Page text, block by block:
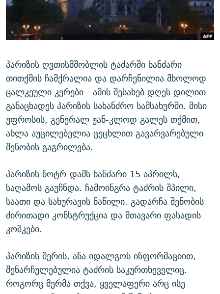
ᲛᲝᲚᲐᲞᲐᲠᲐᲙᲔ ᲢᲔᲥᲡᲢᲔᲑᲘ
ᲨᲘᲜ - ᲣᲪᲮᲝᲔᲗᲨᲘ
ᲐᲛᲔᲠᲘᲙᲣᲚᲘ ᲛᲝᲗᲮᲠᲝᲑᲐ
ᲘᲛᲞᲔᲠᲘᲐ ᲓᲐ ᲠᲐᲓᲘᲝ
ᲩᲔᲛᲘ ᲡᲘᲙᲕᲓᲘᲚᲘᲡ ᲛᲘᲖᲔᲖᲘᲐ COVID-19
11 ᲬᲔᲚᲘ - 11 ᲐᲛᲑᲐᲕᲘ
ᲑᲐᲕᲨᲕᲔᲑᲘ ᲞᲠᲝᲡᲢᲘᲢᲣᲪᲘᲐᲨᲘ - ᲐᲛᲝᲣᲗᲥᲛᲔᲚᲘ ᲐᲛᲑᲐᲕᲘ
5 ᲐᲛᲑᲐᲕᲘ - 20 ᲘᲕᲜᲘᲡᲡ ᲓᲐᲨᲐᲕᲔᲑᲣᲚᲔᲑᲘ
ᲐᲒᲕᲘᲡᲢᲝᲡ ᲝᲛᲘ
ПРИВЕТ ᲙᲣᲚᲢᲣᲠᲐ
ᲒᲐᲛᲝᲘᲬᲔᲠᲔ
რთე/რთ-ის ყველა საიტი
პარიზის ღვთისმშობლის ტაძარში ხანძარი
თითქმის ჩამქრალია და დარჩენილია მხოლოდ
ცალკეული კერები - ამის შესახებ დღეს დილით
განაცხადეს პარიზის სახანძრო სამსახურში. მისი
უფროსის, გენერალ ჟან-კლოდ გალეს თქმით,
ახლა აუცილებელია ცეცხლით გავარვარებული
შენობის გაგრილება.
პარიზის ნოტრ-დამს ხანძარი 15 აპრილს,
საღამოს გაუჩნდა. ჩამოინგრა ტაძრის შპილი,
საათი და სახურავის ნაწილი. გადარჩა შენობის
ძირითადი კონსტრუქცია და მთავარი ფასადის
კოშკები.
პარიზის მერის, ანა იდალგოს ინფორმაციით,
შენარჩულებულია ტაძრის საკურთხეველიც.
როგორც მერმა თქვა, ყველაფერი არც ისე